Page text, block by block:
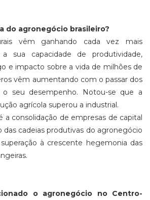
do agronegócio brasileiro?
vêm ganhando cada vez mais
sua capacidade de produtividade,
e impacto sobre a vida de milhões de
vêm aumentando com o passar dos
o seu desempenho. Notou-se que a
agrícola superou a industrial.
a consolidação de empresas de capital
cadeias produtivas do agronegócio
à crescente hegemonia das
o agronegócio no Centro-